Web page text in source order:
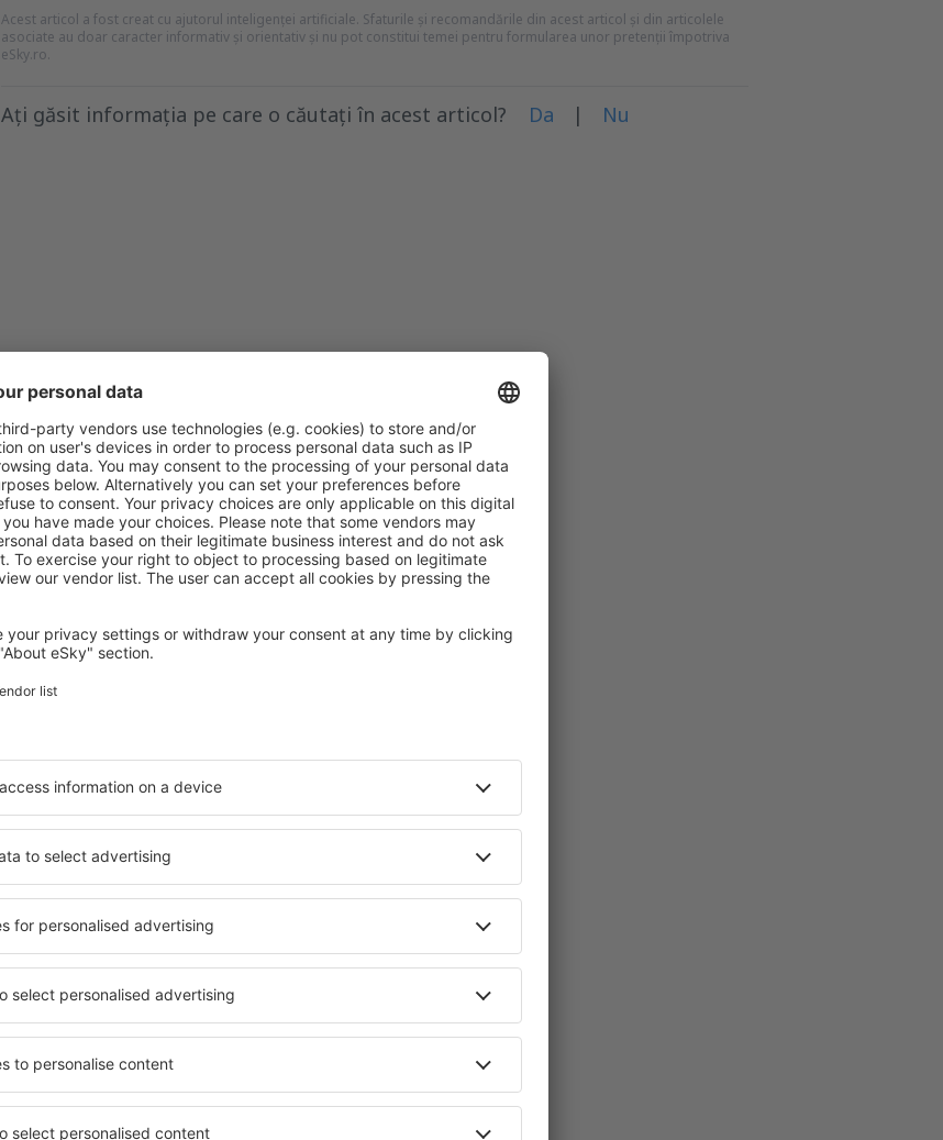
Acest articol a fost creat cu ajutorul inteligenței artificiale. Sfaturile și recomandările din acest articol și din articolele
asociate au doar caracter informativ și orientativ și nu pot constitui temei pentru formularea unor pretenții împotriva
eSky.ro.
Ați găsit informația pe care o căutați în acest articol? Da | Nu